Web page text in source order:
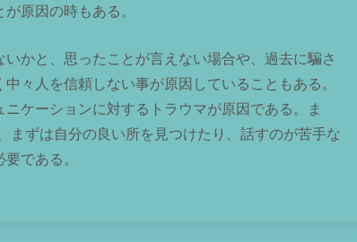
原因の時もある。
かと、思ったことが言えない場合や、過去に騙さ
々人を信頼しない事が原因していることもある。
ケーションに対するトラウマが原因である。ま
まずは自分の良い所を見つけたり、話すのが苦手な
である。